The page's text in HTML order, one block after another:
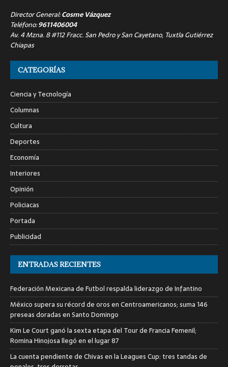
Director General:Cosme Vázquez
Teléfono:9611406004
Av. 4 Mzna. 8 #112 Fracc. San Pedro y San Cayetano, Tuxtla Gutiérrez
Chiapas
CATEGORÍAS
Ciencia y Tecnología
Columnas
Cultura
Deportes
Economía
Interiores
Opinión
Policiacas
Portada
Publicidad
ENTRADAS RECIENTES
Federación Mexicana de Futbol respalda liderazgo de Infantino
México supera su récord de oros en Centroamericanos; suma 146
preseas doradas en Santo Domingo
Kim Le Court ganó la sexta etapa del Tour de Francia Femenil;
Romina Hinojosa llegó en el lugar 87
La cuenta pendiente de Chivas en la Leagues Cup: tres tandas de